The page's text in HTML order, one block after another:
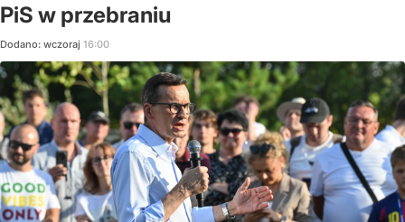
PiS w przebraniu
Dodano: wczoraj 16:00